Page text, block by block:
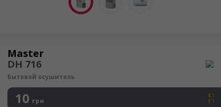
Осушитель воздуха
Master
DH 716
Бытовой осушитель
10 грн
$1
€1